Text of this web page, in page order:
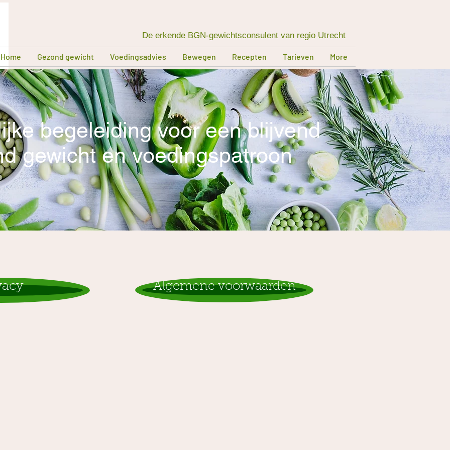
Home Gezond gewicht Voedingsadvies Bewegen Recepten Tarieven More
De erkende BGN-gewichtsconsulent van regio Utrecht
Algemene voorwaarden
begeleiding voor een blijvend
gewicht en voedingspatroon